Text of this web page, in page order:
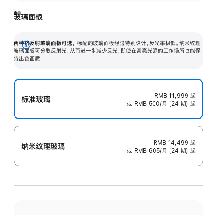
玻璃面板
两种抗反射玻璃面板可选。 标配的玻璃面板经过特别设计，反光率极低。纳米纹理
玻璃面板可分散反射光，从而进一步减少反光，即使在高亮光源的工作场所也能保
持出色画质。
展
开
标准玻璃 RMB 11,999 起
或 RMB 500/月 (24 期) 起
纳米纹理玻璃 RMB 14,499 起
或 RMB 605/月 (24 期) 起